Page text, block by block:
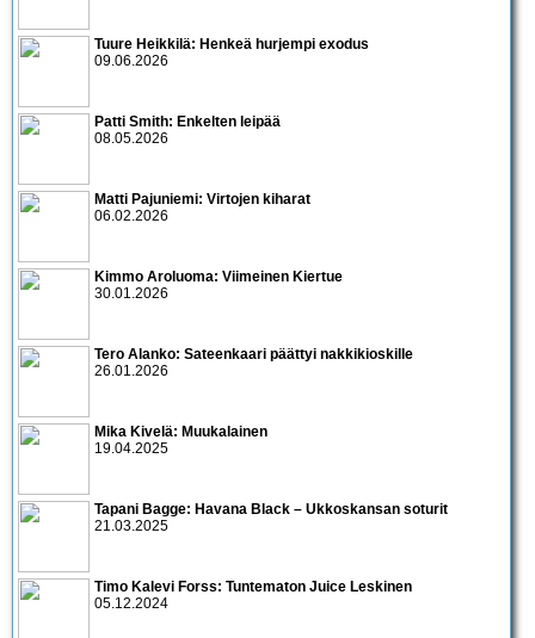
Tuure Heikkilä: Henkeä hurjempi exodus
09.06.2026
Patti Smith: Enkelten leipää
08.05.2026
Matti Pajuniemi: Virtojen kiharat
06.02.2026
Kimmo Aroluoma: Viimeinen Kiertue
30.01.2026
Tero Alanko: Sateenkaari päättyi nakkikioskille
26.01.2026
Mika Kivelä: Muukalainen
19.04.2025
Tapani Bagge: Havana Black – Ukkoskansan soturit
21.03.2025
Timo Kalevi Forss: Tuntematon Juice Leskinen
05.12.2024